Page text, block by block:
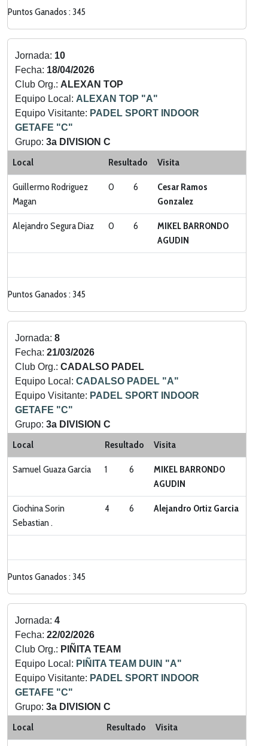
Puntos Ganados : 345
Jornada: 10
Fecha: 18/04/2026
Club Org.: ALEXAN TOP
Equipo Local: ALEXAN TOP "A"
Equipo Visitante: PADEL SPORT INDOOR
GETAFE "C"
Grupo: 3a DIVISION C
Categoria:
LIGA ZONA SUR
Local Resultado Visita
Guillermo Rodriguez
Magan
0 6
Cesar Ramos
Gonzalez
Alejandro Segura Diaz 0 6
MIKEL BARRONDO
AGUDIN
Puntos Ganados : 345
Jornada: 8
Fecha: 21/03/2026
Club Org.: CADALSO PADEL
Equipo Local: CADALSO PADEL "A"
Equipo Visitante: PADEL SPORT INDOOR
GETAFE "C"
Grupo: 3a DIVISION C
Categoria:
LIGA ZONA SUR
Local Resultado Visita
Samuel Guaza García 1 6
MIKEL BARRONDO
AGUDIN
Ciochina Sorin
Sebastian .
4 6 Alejandro Ortiz Garcia
Puntos Ganados : 345
Jornada: 4
Fecha: 22/02/2026
Club Org.: PIÑITA TEAM
Equipo Local: PIÑITA TEAM DUIN "A"
Equipo Visitante: PADEL SPORT INDOOR
GETAFE "C"
Grupo: 3a DIVISION C
Categoria:
LIGA ZONA SUR
Local Resultado Visita